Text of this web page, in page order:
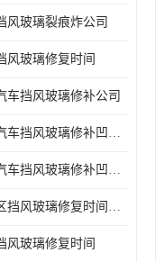
风玻璃裂痕炸公司
风玻璃修复时间
车挡风玻璃修补公司
郫都区汽车挡风玻璃修补凹陷修复公司
金堂县汽车挡风玻璃修补凹陷修复公司
青白江区挡风玻璃修复时间公司
风玻璃修复时间